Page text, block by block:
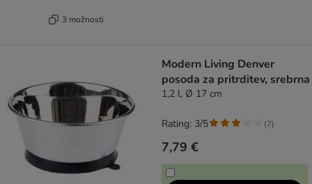
3 možnosti
Modern Living Denver
posoda za pritrditev, srebrna
1,2 l, Ø 17 cm
7,79 €
Rating: 3/5 (7)